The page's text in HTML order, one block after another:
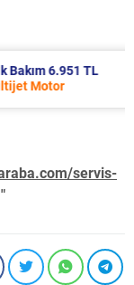
TL
servis-